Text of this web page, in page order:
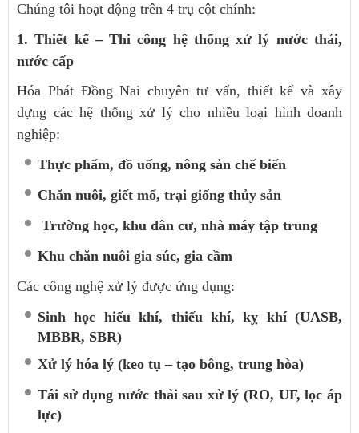
Chúng tôi hoạt động trên 4 trụ cột chính:
1. Thiết kế – Thi công hệ thống xử lý nước thải,
nước cấp
Hóa Phát Đồng Nai chuyên tư vấn, thiết kế và xây
dựng các hệ thống xử lý cho nhiều loại hình doanh
nghiệp:
Thực phẩm, đồ uống, nông sản chế biến
Chăn nuôi, giết mổ, trại giống thủy sản
Trường học, khu dân cư, nhà máy tập trung
Khu chăn nuôi gia súc, gia cầm
Các công nghệ xử lý được ứng dụng:
Sinh học hiếu khí, thiếu khí, kỵ khí (UASB,
MBBR, SBR)
Xử lý hóa lý (keo tụ – tạo bông, trung hòa)
Tái sử dụng nước thải sau xử lý (RO, UF, lọc áp
lực)